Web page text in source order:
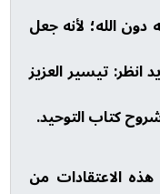
الله؛ لأنه جعل
انظر: تيسير العزيز
كتاب التوحيد.
الاعتقادات من